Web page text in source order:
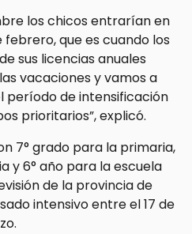
los chicos entrarían en
febrero, que es cuando los
sus licencias anuales
vacaciones y vamos a
período de intensificación
prioritarios”, explicó.
7° grado para la primaria,
y 6° año para la escuela
de la provincia de
intensivo entre el 17 de